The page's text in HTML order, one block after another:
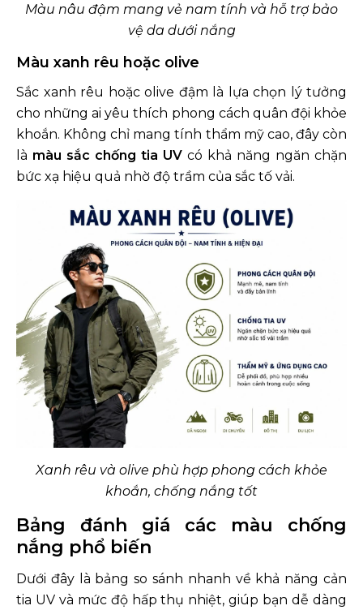
Màu nâu đậm mang vẻ nam tính và hỗ trợ bảo
vệ da dưới nắng
Màu xanh rêu hoặc olive
Sắc xanh rêu hoặc olive đậm là lựa chọn lý tưởng
cho những ai yêu thích phong cách quân đội khỏe
khoắn. Không chỉ mang tính thẩm mỹ cao, đây còn
là màu sắc chống tia UV có khả năng ngăn chặn
bức xạ hiệu quả nhờ độ trầm của sắc tố vải.
Xanh rêu và olive phù hợp phong cách khỏe
khoắn, chống nắng tốt
Bảng đánh giá các màu chống
nắng phổ biến
Dưới đây là bảng so sánh nhanh về khả năng cản
tia UV và mức độ hấp thụ nhiệt, giúp bạn dễ dàng